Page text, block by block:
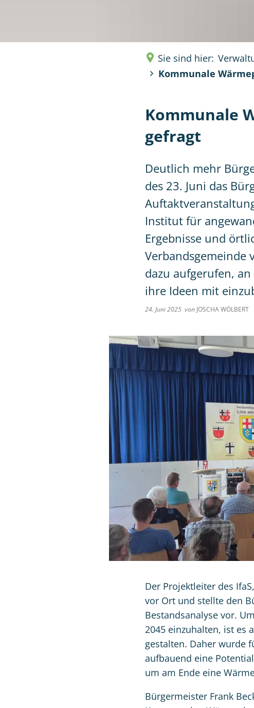
Sie sind hier:
Kommunale
Kommunale
gefragt
Deutlich mehr
des 23. Juni das
Institut für
Ergebnisse und
Verbandsgemeinde
dazu aufgerufen,
ihre Ideen mit
24. Juni 2025 von JOSCHA WÖLBERT
Der Projektleiter des
vor Ort und stellte den
Bestandsanalyse vor.
2045 einzuhalten, ist es
gestalten. Daher wurde
aufbauend eine
um am Ende eine
Bürgermeister Frank